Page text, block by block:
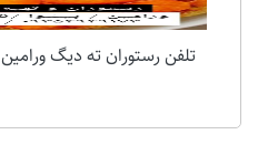
تلفن رستوران ته دیگ ورامین